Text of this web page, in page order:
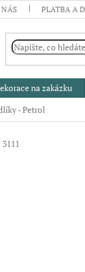
PLATBA A
na zakázku
- Petrol
3111